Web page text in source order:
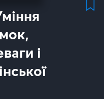
і